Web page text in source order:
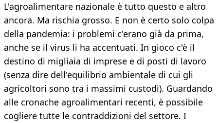
L'agroalimentare nazionale è tutto questo e altro
ancora. Ma rischia grosso. E non è certo solo colpa
della pandemia: i problemi c'erano già da prima,
anche se il virus li ha accentuati. In gioco c'è il
destino di migliaia di imprese e di posti di lavoro
(senza dire dell'equilibrio ambientale di cui gli
agricoltori sono tra i massimi custodi). Guardando
alle cronache agroalimentari recenti, è possibile
cogliere tutte le contraddizioni del settore. I